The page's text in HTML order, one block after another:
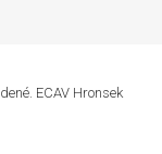
ECAV Hronsek